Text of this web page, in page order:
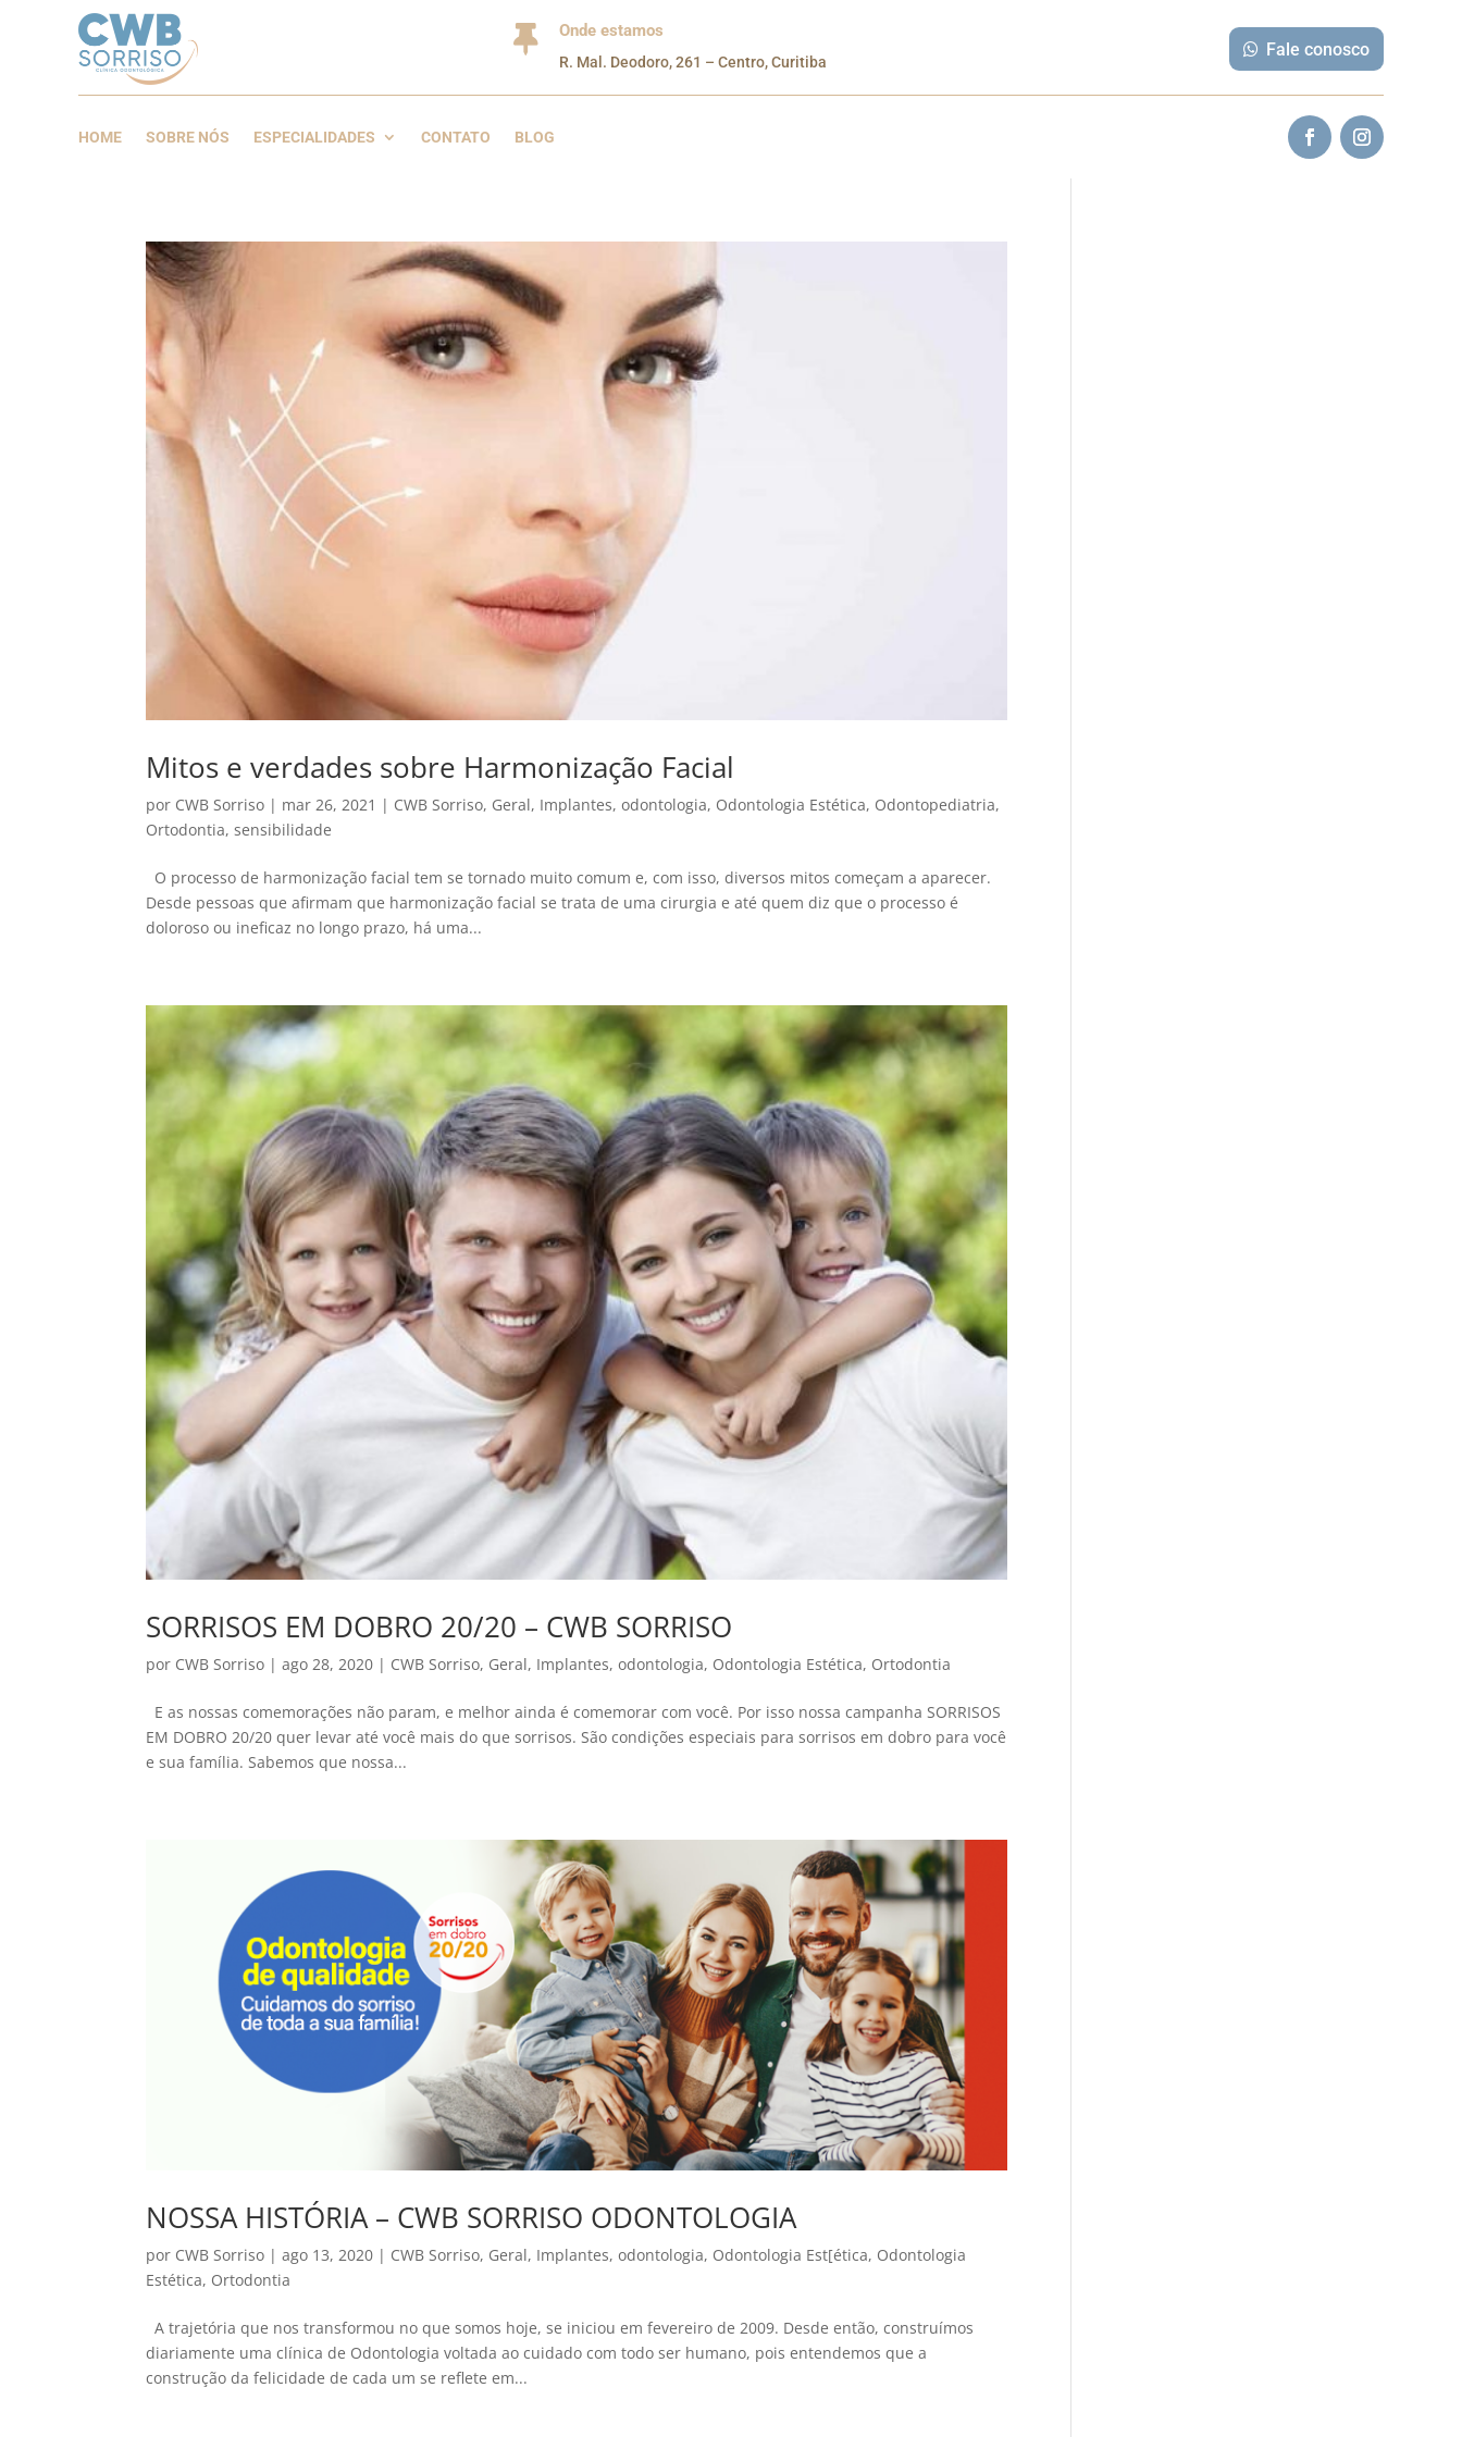
 Onde estamos
R. Mal. Deodoro, 261 – Centro, Curitiba
Fale conosco
HOME SOBRE NÓS ESPECIALIDADES CONTATO BLOG
Mitos e verdades sobre Harmonização Facial
por CWB Sorriso | mar 26, 2021 | CWB Sorriso, Geral, Implantes,odontologia, Odontologia Estética, Odontopediatria,
Ortodontia,sensibilidade
O processo de harmonização facial tem se tornado muito comum e, com isso, diversos mitos começam a aparecer.
Desde pessoas que afirmam que harmonização facial se trata de uma cirurgia e até quem diz que o processo é
doloroso ou ineficaz no longo prazo, há uma...
SORRISOS EM DOBRO 20/20 – CWB SORRISO
por CWB Sorriso |ago 28, 2020 | CWB Sorriso, Geral, Implantes,odontologia, Odontologia Estética, Ortodontia
E as nossas comemorações não param, e melhor ainda é comemorar com você. Por isso nossa campanha SORRISOS
EM DOBRO 20/20 quer levar até você mais do que sorrisos. São condições especiais para sorrisos em dobro para você
e sua família. Sabemos que nossa...
NOSSA HISTÓRIA – CWB SORRISO ODONTOLOGIA
por CWB Sorriso |ago 13, 2020 | CWB Sorriso, Geral, Implantes,odontologia, Odontologia Est[ética, Odontologia
Estética, Ortodontia
A trajetória que nos transformou no que somos hoje, se iniciou em fevereiro de 2009. Desde então, construímos
diariamente uma clínica de Odontologia voltada ao cuidado com todo ser humano, pois entendemos que a
construção da felicidade de cada um se reflete em...